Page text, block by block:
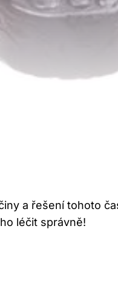
a řešení tohoto
léčit správně!